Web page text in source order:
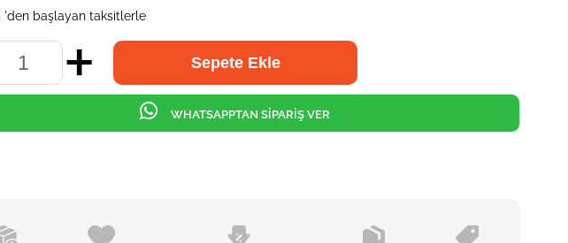
'den başlayan taksitlerle
WHATSAPPTAN SİPARİŞ VER